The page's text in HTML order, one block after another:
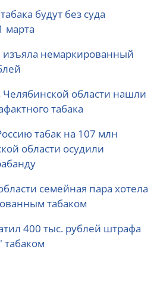
будут без суда
марта
немаркированный
Челябинской области нашли
табака
табак на 107 млн
области осудили
семейная пара хотела
табаком
400 тыс. рублей штрафа
табаком